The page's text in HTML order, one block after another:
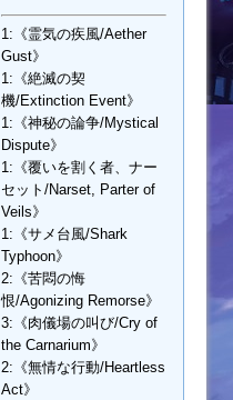
1:《霊気の疾風/Aether
Gust》
1:《絶滅の契
機/Extinction Event》
1:《神秘の論争/Mystical
Dispute》
1:《覆いを割く者、ナー
セット/Narset, Parter of
Veils》
1:《サメ台風/Shark
Typhoon》
2:《苦悶の悔
恨/Agonizing Remorse》
3:《肉儀場の叫び/Cry of
the Carnarium》
2:《無情な行動/Heartless
Act》